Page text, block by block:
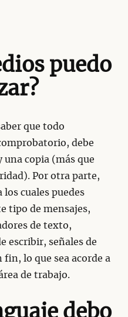
puedo
que todo
debe
copia (más que
Por otra parte,
cuales puedes
tipo de mensajes,
de texto,
escribir, señales de
lo que sea acorde a
de trabajo.
debo